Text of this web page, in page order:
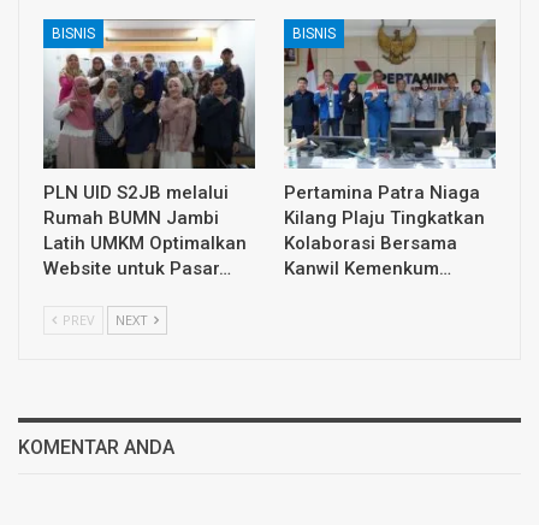
BISNIS
PLN UID S2JB melalui
Rumah BUMN Jambi
Latih UMKM Optimalkan
Website untuk Pasar…
BISNIS
Pertamina Patra Niaga
Kilang Plaju Tingkatkan
Kolaborasi Bersama
Kanwil Kemenkum…
PREV NEXT
KOMENTAR ANDA